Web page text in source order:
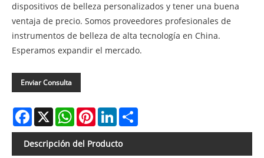
dispositivos de belleza personalizados y tener una buena
ventaja de precio. Somos proveedores profesionales de
instrumentos de belleza de alta tecnología en China.
Esperamos expandir el mercado.
Enviar Consulta
Facebook
X WhatsAppPinterestLinkedIn
Descripción del Producto